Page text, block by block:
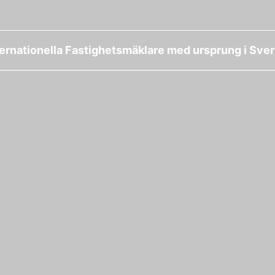
Fastighetsmäklare med ursprung i